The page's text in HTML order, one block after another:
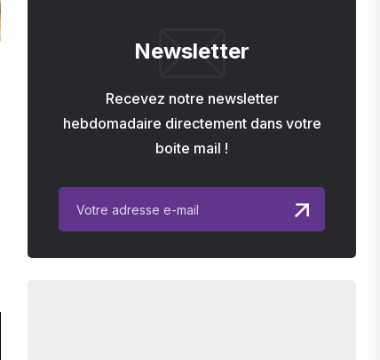
Newsletter
Recevez notre newsletter
hebdomadaire directement dans votre
boite mail !